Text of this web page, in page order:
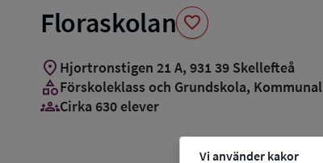
Vi använder kakor
Floraskolan favorite
location_on Hjortronstigen 21 A, 931 39 Skellefteå
categoryFörskoleklass och Grundskola, Kommunal
groups_3Cirka 630 elever